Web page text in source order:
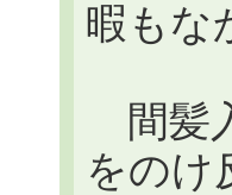
暇もな
間髪
をのけ